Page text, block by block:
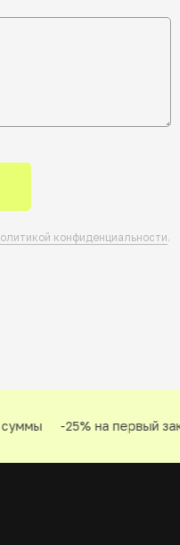
конфиденциальности.
-25% на первый